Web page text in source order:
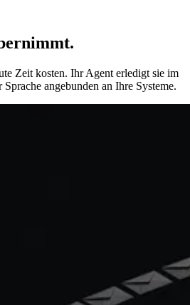
.
Zeit kosten. Ihr Agent erledigt sie im
angebunden an Ihre Systeme.